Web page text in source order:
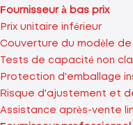
Fournisseur à bas prix
Prix ​​unitaire inférieur
Couverture du modèle
Tests de capacité non
Protection d'emballage
Risque d'ajustement et
Assistance après-vente